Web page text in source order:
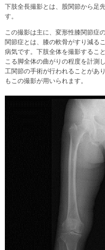
下肢全長撮影とは、股関節から足
す。
この撮影は主に、変形性膝関節症
関節症とは、膝の軟骨がすり減る
病気です。下肢全体を撮影するこ
こる脚全体の曲がりの程度を計測
工関節の手術が行われることがあ
もこの撮影が用いられます。